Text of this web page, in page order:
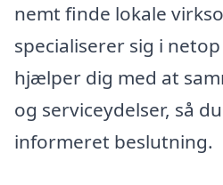
nemt finde lokale
specialiserer sig i
hjælper dig med at
og serviceydelser, så
informeret beslutning.